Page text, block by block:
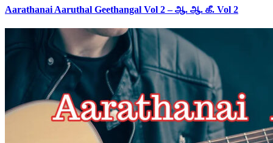
Aarathanai Aaruthal Geethangal Vol 2 – ஆ. ஆ. கீ. Vol 2